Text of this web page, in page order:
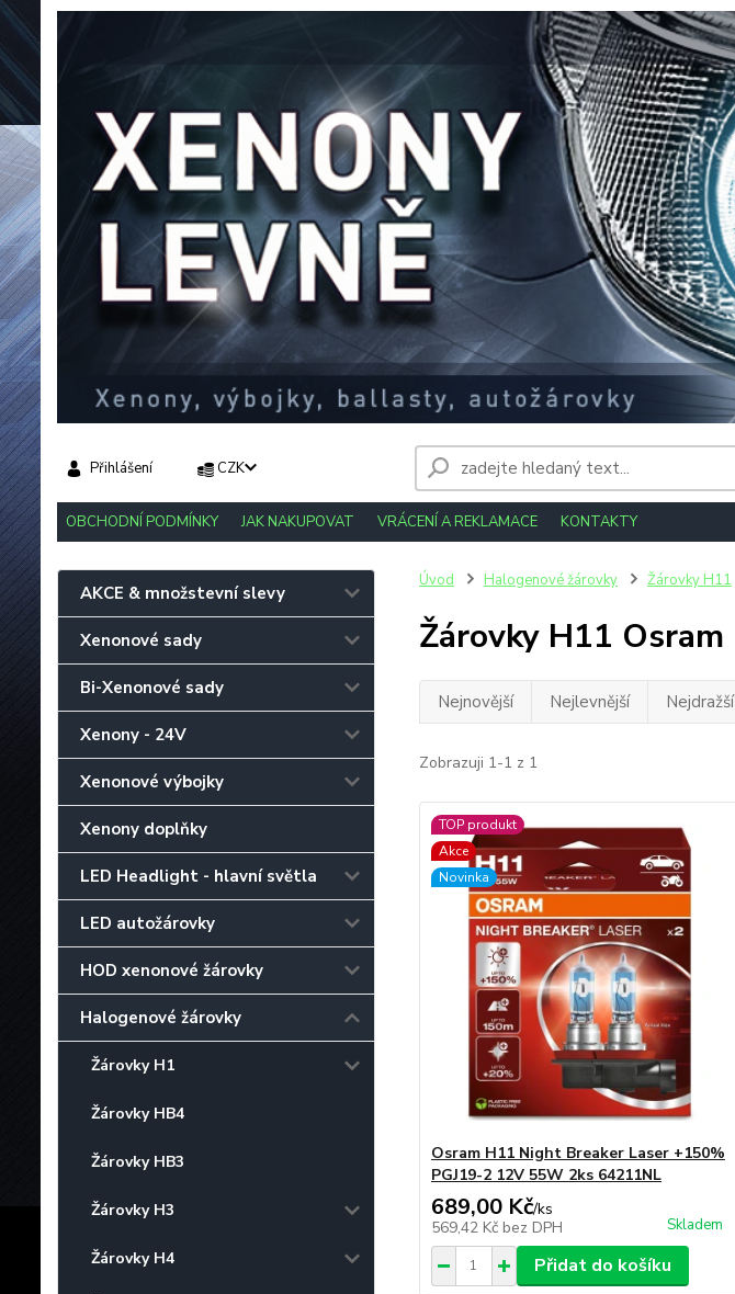
OBCHODNÍ PODMÍNKY JAK NAKUPOVAT VRÁCENÍ A REKLAMACE KONTAKTY
CZK
Přihlášení
AKCE & množstevní slevy
Xenonové sady
Bi-Xenonové sady
Xenony - 24V
Xenonové výbojky
Xenony doplňky
LED Headlight - hlavní světla
LED autožárovky
HOD xenonové žárovky
Halogenové žárovky
Žárovky H1
Žárovky HB4
Žárovky HB3
Žárovky H3
Žárovky H4
Úvod Halogenové žárovky Žárovky H11
Žárovky H11 Osram
Nejnovější Nejlevnější Nejdražší
Zobrazuji 1-1 z 1
TOP produkt
Akce
Novinka
Osram H11 Night Breaker Laser +150%
PGJ19-2 12V 55W 2ks 64211NL
689,00 Kč/ks
569,42 Kč bez DPH Skladem
Přidat do košíku